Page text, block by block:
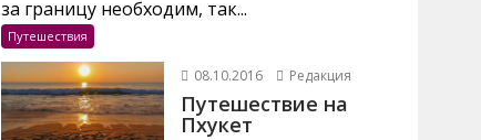
за границу необходим, так...
Путешествия
08.10.2016 Редакция
Путешествие на
Пхукет